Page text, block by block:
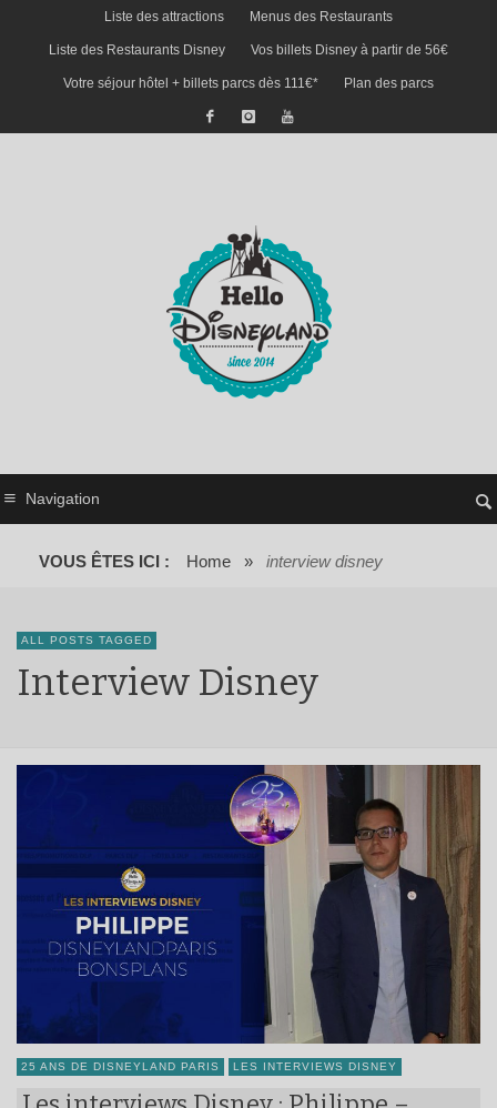
Liste des attractions Menus des Restaurants
Liste des Restaurants Disney Vos billets Disney à partir de 56€
Votre séjour hôtel + billets parcs dès 111€* Plan des parcs
Navigation
VOUS ÊTES ICI : Home » interview disney
ALL POSTS TAGGED
Interview Disney
25 ANS DE DISNEYLAND PARIS LES INTERVIEWS DISNEY